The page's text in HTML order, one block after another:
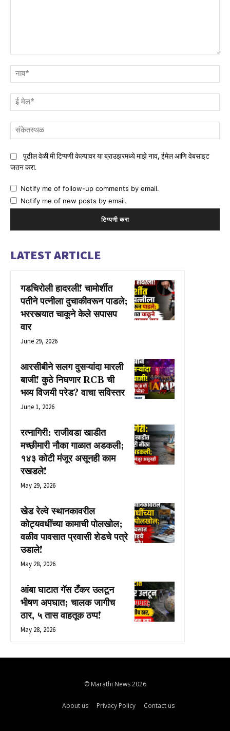
पुढील वेळी मी टिप्पणी केल्यावर या ब्राउझरमध्ये माझे नाव, ईमेल आणि वेबसाइट
जतन करा.
Notify me of follow-up comments by email.
Notify me of new posts by email.
LATEST ARTICLE
गडचिरोली हादरली! चामोर्शीत
पतीने पत्नीला दुचाकीवरून पाडले;
भररस्त्यात चाकूने केले सपासप
वार
June 29, 2026
आरसीबीने सलग दुसऱ्यांदा मारली
बाजी! कुठे निघणार RCB ची
भव्य विजयी परेड? वाचा सविस्तर
June 1, 2026
रत्नागिरी: राजीवडा खाडीत
मच्छीमारी नौका गाळात अडकली;
१४३ कोटी मंजूर असूनही काम
रखडले!
May 29, 2026
खेड रेल्वे स्थानकावरील
कोट्यवधींच्या कामाची पोलखोल;
वळीव पावसात प्रवासी शेडचे पत्रे
उडाले!
May 28, 2026
आंबा घाटात गॅस टँकर उलटून
भीषण अपघात; चालक जागीच
ठार, ५ तास वाहतूक ठप्प!
May 28, 2026
© Marathi News 2026
About us Privacy Policy Contact us